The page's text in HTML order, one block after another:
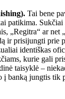
Tai bene
patikima.
„Regitra“ ar net
ir prisijungti prie
identiškas
kurie gali
taisyklė –
į banką jungtis tik